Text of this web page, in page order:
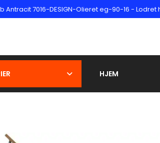
Antracit 7016-DESIGN-Olieret eg-90-16 -
HJEM